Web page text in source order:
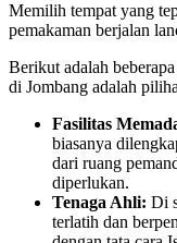
Memilih tempat yang
pemakaman berjalan
Berikut adalah
di Jombang adalah
Fasilitas
biasanya
dari ruang
diperlukan.
Tenaga Ahli: Di
terlatih dan